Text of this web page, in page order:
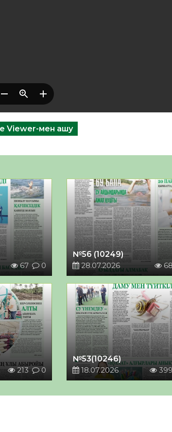
Viewer-мен ашу
67 0
№56 (10249)
28.07.2026
68
213 0
№53(10246)
18.07.2026
399